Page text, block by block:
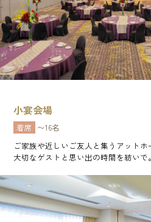
小宴会場
着席 〜16名
ご家族や近しいご友人と集うアットホ
大切なゲストと思い出の時間を紡いで。